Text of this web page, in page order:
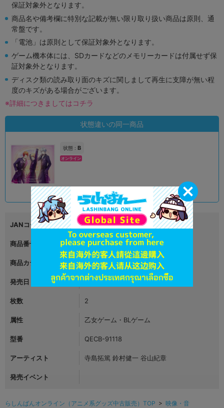
保証対象外となります。
商品名や備考欄に特別な記載が無い限り取り扱い商品は原則、通
常盤です。
「電池」は原則として保証対象外となります。
ゲーム機本体には、SDカードなどのメモリーカードは付属せず保
証対象外となります。
ディスク類の読み取り面のキズに関しまして再生に支障が無い程
度のキズがある場合がございます。
※詳細につきましてはコチラ
状態違いの同一商品
状態 : B
オンライン
在庫あり 590円 税込
JANコード 4988003606886
商品番号 L04864235
商品カテゴリ 映像・音楽
発売日 2022年12月07日
枚数 2
属性 乙女ゲーム・BLゲーム
型番 QECB-91118
アーティスト 寺島拓篤 鈴村健一 谷山紀章
発売イベント
らしんばんオンライン（アニメ系グッズ中古販売）TOP > 映像・音